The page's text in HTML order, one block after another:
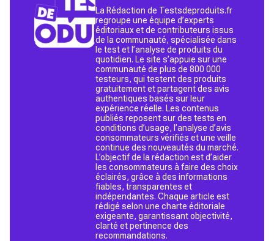
La Rédaction de Testsdeproduits.fr
regroupe une équipe d’experts
éditoriaux et de contributeurs issus
de la communauté, spécialisée dans
le test et l’analyse de produits du
quotidien. Le site s’appuie sur une
communauté de plus de 800 000
testeurs, qui testent des produits
gratuitement et partagent des avis
authentiques basés sur leur
expérience réelle. Les contenus
publiés reposent sur des tests en
conditions d’usage, l’analyse d’avis
consommateurs vérifiés et une veille
continue des nouveautés du marché.
L’objectif de la rédaction est d’aider
les consommateurs à faire des choix
éclairés, grâce à des informations
fiables, transparentes et
indépendantes. Chaque article est
rédigé selon une charte éditoriale
exigeante, garantissant objectivité,
clarté et pertinence des
recommandations.